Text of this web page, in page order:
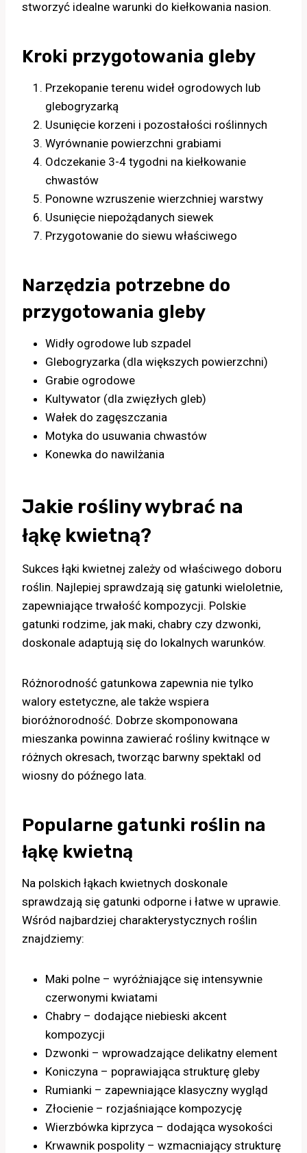
stworzyć idealne warunki do kiełkowania nasion.
Kroki przygotowania gleby
Przekopanie terenu wideł ogrodowych lub
glebogryzarką
Usunięcie korzeni i pozostałości roślinnych
Wyrównanie powierzchni grabiami
Odczekanie 3-4 tygodni na kiełkowanie
chwastów
Ponowne wzruszenie wierzchniej warstwy
Usunięcie niepożądanych siewek
Przygotowanie do siewu właściwego
Narzędzia potrzebne do
przygotowania gleby
Widły ogrodowe lub szpadel
Glebogryzarka (dla większych powierzchni)
Grabie ogrodowe
Kultywator (dla zwięzłych gleb)
Wałek do zagęszczania
Motyka do usuwania chwastów
Konewka do nawilżania
Jakie rośliny wybrać na
łąkę kwietną?
Sukces łąki kwietnej zależy od właściwego doboru
roślin. Najlepiej sprawdzają się gatunki wieloletnie,
zapewniające trwałość kompozycji. Polskie
gatunki rodzime, jak maki, chabry czy dzwonki,
doskonale adaptują się do lokalnych warunków.
Różnorodność gatunkowa zapewnia nie tylko
walory estetyczne, ale także wspiera
bioróżnorodność. Dobrze skomponowana
mieszanka powinna zawierać rośliny kwitnące w
różnych okresach, tworząc barwny spektakl od
wiosny do późnego lata.
Popularne gatunki roślin na
łąkę kwietną
Na polskich łąkach kwietnych doskonale
sprawdzają się gatunki odporne i łatwe w uprawie.
Wśród najbardziej charakterystycznych roślin
znajdziemy:
Maki polne – wyróżniające się intensywnie
czerwonymi kwiatami
Chabry – dodające niebieski akcent
kompozycji
Dzwonki – wprowadzające delikatny element
Koniczyna – poprawiająca strukturę gleby
Rumianki – zapewniające klasyczny wygląd
Złocienie – rozjaśniające kompozycję
Wierzbówka kiprzyca – dodająca wysokości
Krwawnik pospolity – wzmacniający strukturę